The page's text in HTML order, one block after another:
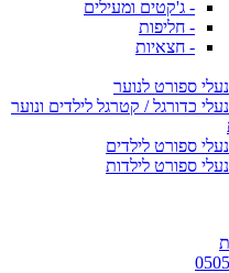
- ג'קטים ומעילים
- חליפות
- חצאיות
ספורט לנוער
כדורגל / קטרגל לילדים ונוער
ספורט לילדים
ספורט לילדות